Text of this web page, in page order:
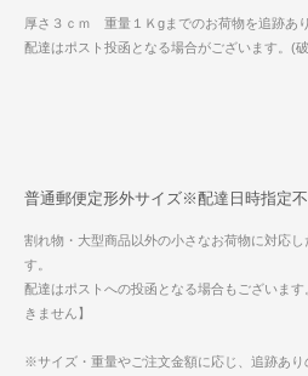
厚さ３ｃｍ 重量１Ｋgまでのお荷物を追跡あ
配達はポスト投函となる場合がございます。(
普通郵便定形外サイズ※配達日時指定
割れ物・大型商品以外の小さなお荷物に対応
す。
配達はポストへの投函となる場合もございま
きません】
※サイズ・重量やご注文金額に応じ、追跡あ